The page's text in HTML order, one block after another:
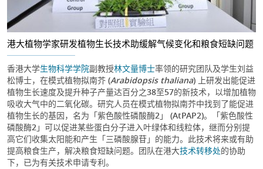
港大植物学家研发植物生长技术助缓解气候变化和粮食短缺问题
香港大学生物科学学院副教授林文量博士率领的研究团队及学生刘益
松博士，在模式植物拟南芥 (Arabidopsis thaliana) 上研发出能促进
植物生长速度及提升种子产量达百分之38至57的新技术，以增加植物
吸收大气中的二氧化碳。研究人员在模式植物拟南芥中找到了能促进
植物生长的基因，名为「紫色酸性磷酸酶2」 (AtPAP2)。「紫色酸性
磷酸酶2」可以促进某些蛋白分子进入叶绿体和线粒体，继而分别提
高它们收集太阳能和产生「三磷酸腺苷」的能力。此技术将来或有助
提高粮食生产，解决粮食短缺问题。团队在港大技术转移处的协助
下，已为有关技术申请专利。